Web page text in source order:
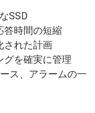
SSD
答時間の短縮
された計画
グを確実に管理
ス、アラームの一